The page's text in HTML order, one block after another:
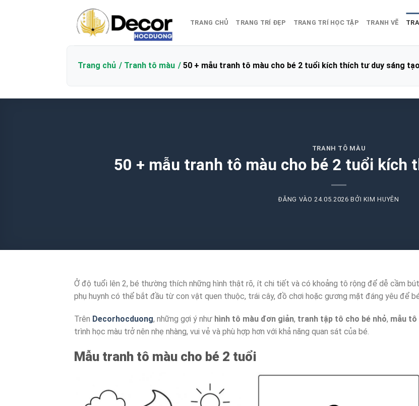
TRANG CHỦ TRANG TRÍ ĐẸP TRANG TRÍ HỌC TẬP TRANH VẼ
Trang chủ Tranh tô màu 50 + mẫu tranh tô màu cho bé 2 tuổi kích thích tư duy sáng tạo
TRANH TÔ MÀU
50 + mẫu tranh tô màu cho bé 2 tuổi kích
ĐĂNG VÀO 24.05.2026 BỞI KIM HUYÊN
Ở độ tuổi lên 2, bé thường thích những hình thật rõ, ít chi tiết và có khoảng tô rộng để dễ cầm bút
phụ huynh có thể bắt đầu từ con vật quen thuộc, trái cây, đồ chơi hoặc gương mặt đáng yêu để
Trên Decorhocduong, những gợi ý như hình tô màu đơn giản, tranh tập tô cho bé nhỏ, mẫu tô
trình học màu trở nên nhẹ nhàng, vui vẻ và phù hợp hơn với khả năng quan sát của bé.
Mẫu tranh tô màu cho bé 2 tuổi